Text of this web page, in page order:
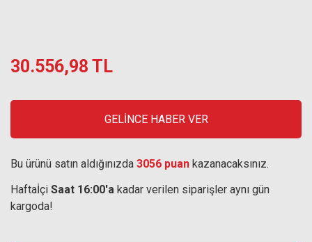
30.556,98 TL
GELİNCE HABER VER
Bu ürünü satın aldığınızda 3056 puan kazanacaksınız.
Haftaİçi Saat 16:00'a kadar verilen siparişler aynı gün
kargoda!